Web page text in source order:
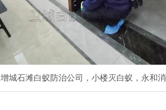
增城石滩白蚁防治公司，小楼灭白蚁，永和消